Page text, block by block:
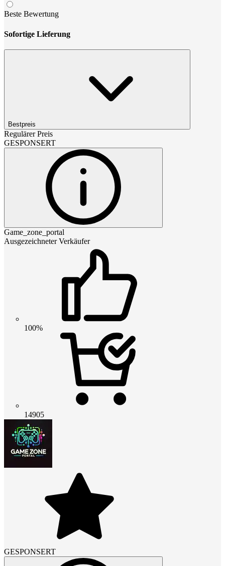
Beste Bewertung
Sofortige Lieferung
Bestpreis
Regulärer Preis
GESPONSERT
Game_zone_portal
Ausgezeichneter Verkäufer
100%
14905
GESPONSERT